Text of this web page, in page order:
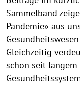
Sammelband
Pandemie» aus
Gleichzeitig
schon seit